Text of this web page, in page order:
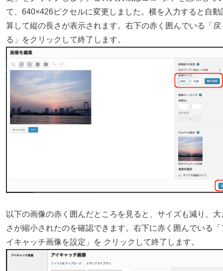
て、640×426ピクセルに変更しました。横を入力すると自動
算して縦の長さが表示されます。右下の赤く囲んでいる「戻
る」をクリックして終了します。
以下の画像の赤く囲んだところを見ると、サイズも減り、大
さが縮小されたのを確認できます。右下に赤く囲んでいる「
イキャッチ画像を設定」を クリックして終了します。